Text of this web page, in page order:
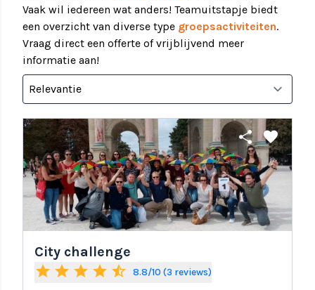
Vaak wil iedereen wat anders! Teamuitstapje biedt
een overzicht van diverse type groepsactiviteiten.
Vraag direct een offerte of vrijblijvend meer
informatie aan!
share favorite
City challenge
star star star star star_half 8.8/10 (3 reviews)